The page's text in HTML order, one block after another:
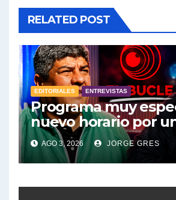
RELATED POST
EDITORIALES ENTREVISTAS
Programa muy
nuevo horario por
Pablo Moyano en
las palabras, te
en el Bucle 10:30 3/
AGO 3, 2026 JORGE GRES